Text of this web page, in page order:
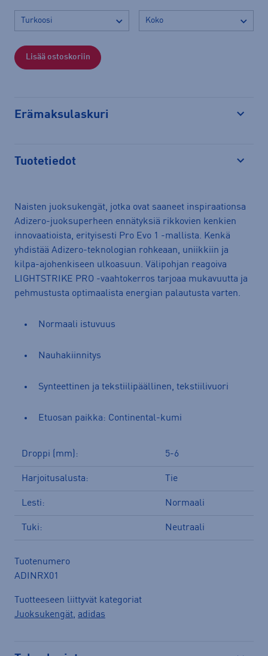
Lisää ostoskoriin
Erämaksulaskuri
Tuotetiedot
Naisten juoksukengät, jotka ovat saaneet inspiraationsa
Adizero-juoksuperheen ennätyksiä rikkovien kenkien
innovaatioista, erityisesti Pro Evo 1 -mallista. Kenkä
yhdistää Adizero-teknologian rohkeaan, uniikkiin ja
kilpa-ajohenkiseen ulkoasuun. Välipohjan reagoiva
LIGHTSTRIKE PRO -vaahtokerros tarjoaa mukavuutta ja
pehmustusta optimaalista energian palautusta varten.
Normaali istuvuus
Nauhakiinnitys
Synteettinen ja tekstiilipäällinen, tekstiilivuori
Etuosan paikka: Continental-kumi
Droppi (mm): 5-6
Harjoitusalusta: Tie
Lesti: Normaali
Tuki: Neutraali
Tuotenumero
ADINRX01
Tuotteeseen liittyvät kategoriat
Juoksukengät, adidas